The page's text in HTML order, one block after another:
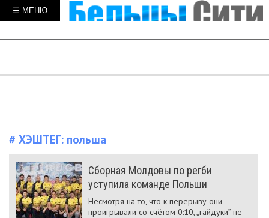
☰ МЕНЮ
# ХЭШТЕГ: польша
Сборная Молдовы по регби
уступила команде Польши
Несмотря на то, что к перерыву они
проигрывали со счётом 0:10, „гайдуки” не